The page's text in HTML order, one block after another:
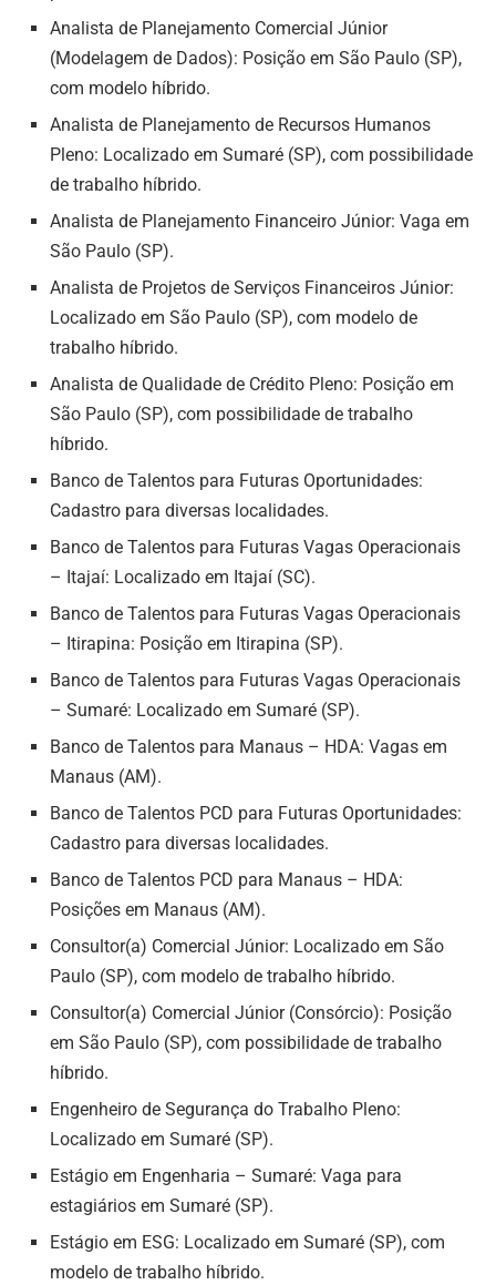
Analista de Planejamento Comercial Júnior
(Modelagem de Dados): Posição em São Paulo (SP),
com modelo híbrido.
Analista de Planejamento de Recursos Humanos
Pleno: Localizado em Sumaré (SP), com possibilidade
de trabalho híbrido.
Analista de Planejamento Financeiro Júnior: Vaga em
São Paulo (SP).
Analista de Projetos de Serviços Financeiros Júnior:
Localizado em São Paulo (SP), com modelo de
trabalho híbrido.
Analista de Qualidade de Crédito Pleno: Posição em
São Paulo (SP), com possibilidade de trabalho
híbrido.
Banco de Talentos para Futuras Oportunidades:
Cadastro para diversas localidades.
Banco de Talentos para Futuras Vagas Operacionais
– Itajaí: Localizado em Itajaí (SC).
Banco de Talentos para Futuras Vagas Operacionais
– Itirapina: Posição em Itirapina (SP).
Banco de Talentos para Futuras Vagas Operacionais
– Sumaré: Localizado em Sumaré (SP).
Banco de Talentos para Manaus – HDA: Vagas em
Manaus (AM).
Banco de Talentos PCD para Futuras Oportunidades:
Cadastro para diversas localidades.
Banco de Talentos PCD para Manaus – HDA:
Posições em Manaus (AM).
Consultor(a) Comercial Júnior: Localizado em São
Paulo (SP), com modelo de trabalho híbrido.
Consultor(a) Comercial Júnior (Consórcio): Posição
em São Paulo (SP), com possibilidade de trabalho
híbrido.
Engenheiro de Segurança do Trabalho Pleno:
Localizado em Sumaré (SP).
Estágio em Engenharia – Sumaré: Vaga para
estagiários em Sumaré (SP).
Estágio em ESG: Localizado em Sumaré (SP), com
modelo de trabalho híbrido.